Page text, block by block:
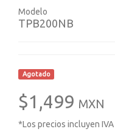
Modelo
TPB200NB
Agotado
$1,499 MXN
*Los precios incluyen IVA